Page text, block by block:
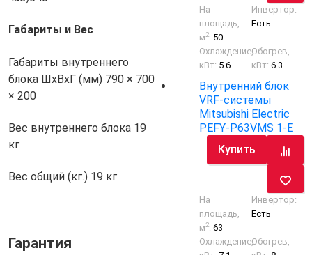
Габариты и Вес
Габариты внутреннего
блока ШхВхГ (мм) 790 × 700
× 200
Вес внутреннего блока 19
кг
Вес общий (кг.) 19 кг
Гарантия
На
площадь,
м2: 50
Инвертор:
Есть
Охлаждение,
кВт: 5.6
Обогрев,
кВт:6.3
Внутренний блок
VRF-системы
Mitsubishi Electric
PEFY-P63VMS 1-E
Купить
На
площадь,
м2:63
Инвертор:
Есть
Охлаждение,Обогрев,